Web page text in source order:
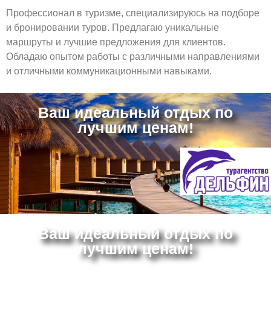
Профессионал в туризме, специализируюсь на подборе
и бронировании туров. Предлагаю уникальные
маршруты и лучшие предложения для клиентов.
Обладаю опытом работы с различными направлениями
и отличными коммуникационными навыками.
Ваш идеальный отдых по
лучшим ценам!
Ваш идеальный отдых по
лучшим ценам!